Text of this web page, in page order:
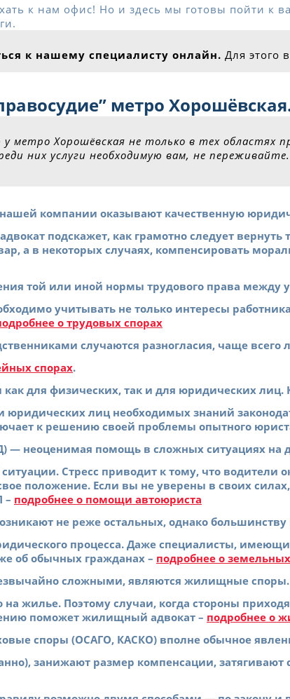
к нам офис! Но и здесь мы готовы пойти к
к нашему специалисту онлайн. Для этого
метро
метро Хорошёвская не только в тех областях
них услуги необходимую вам, не
компании оказывают качественную
подскажет, как грамотно следует вернуть
а в некоторых случаях, компенсировать
той или иной нормы трудового права между
учитывать не только интересы
о трудовых спорах
случаются разногласия, чаще
спорах.
для физических, так и для юридических
юридических лиц необходимых знаний
к решению своей проблемы опытного
неоценимая помощь в сложных ситуациях на
Стресс приводит к тому, что водители
положение. Если вы не уверены в своих
– подробнее о помощи автоюриста
не реже остальных, однако большинству
процесса. Даже специалисты,
об обычных гражданах – подробнее о
сложными, являются жилищные
жилье. Поэтому случаи, когда стороны
поможет жилищный адвокат – подробнее о
споры (ОСАГО, КАСКО) вполне обычное
занижают размер компенсации, затягивают